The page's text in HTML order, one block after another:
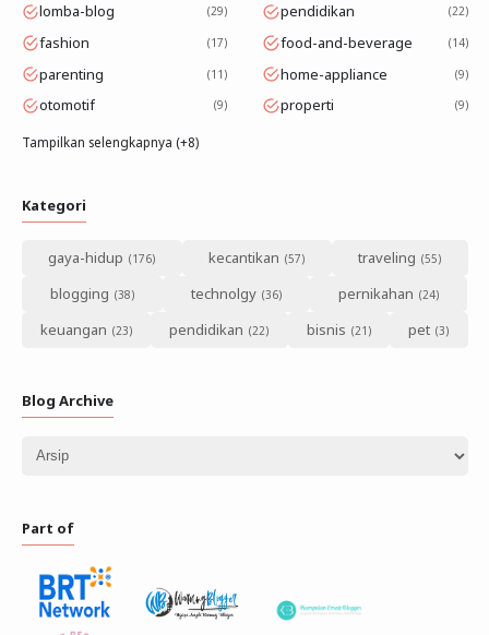
lomba-blog 29 pendidikan 22
fashion 17 food-and-beverage 14
parenting 11 home-appliance 9
otomotif 9 properti 9
Tampilkan selengkapnya (+8)
Kategori
gaya-hidup kecantikan
traveling
blogging
technolgy
pernikahan
keuangan
pendidikan bisnis pet
Blog Archive
Part of